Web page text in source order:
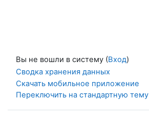
Вы не вошли в систему (Вход)
Сводка хранения данных
Скачать мобильное приложение
Переключить на стандартную тему